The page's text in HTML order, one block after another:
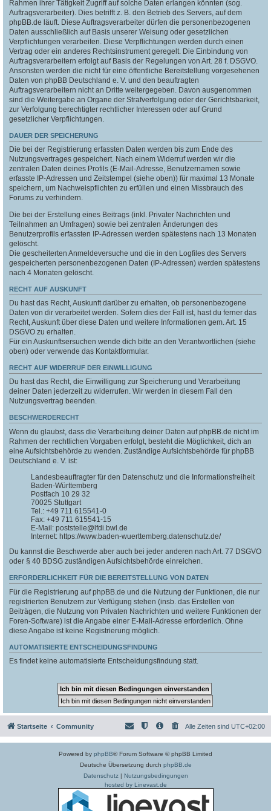
Rahmen ihrer Tätigkeit Zugriff auf solche Daten erlangen könnten (sog.
Auftragsverarbeiter). Dies betrifft z. B. den Betrieb des Servers, auf dem
phpBB.de läuft. Diese Auftragsverarbeiter dürfen die personenbezogenen
Daten ausschließlich auf Basis unserer Weisung oder gesetzlichen
Verpflichtungen verarbeiten. Diese Verpflichtungen werden durch einen
Vertrag oder ein anderes Rechtsinstrument geregelt. Die Einbindung von
Auftragsverarbeitern erfolgt auf Basis der Regelungen von Art. 28 f. DSGVO.
Ansonsten werden die nicht für eine öffentliche Bereitstellung vorgesehenen
Daten von phpBB Deutschland e. V. und den beauftragten
Auftragsverarbeitern nicht an Dritte weitergegeben. Davon ausgenommen
sind die Weitergabe an Organe der Strafverfolgung oder der Gerichtsbarkeit,
zur Verfolgung berechtigter rechtlicher Interessen oder auf Grund
gesetzlicher Verpflichtungen.
DAUER DER SPEICHERUNG
Die bei der Registrierung erfassten Daten werden bis zum Ende des
Nutzungsvertrages gespeichert. Nach einem Widerruf werden wir die
zentralen Daten deines Profils (E-Mail-Adresse, Benutzernamen sowie
erfasste IP-Adressen und Zeitstempel (siehe oben)) für maximal 13 Monate
speichern, um Nachweispflichten zu erfüllen und einen Missbrauch des
Forums zu verhindern.
Die bei der Erstellung eines Beitrags (inkl. Privater Nachrichten und
Teilnahmen an Umfragen) sowie bei zentralen Änderungen des
Benutzerprofils erfassten IP-Adressen werden spätestens nach 13 Monaten
gelöscht.
Die gescheiterten Anmeldeversuche und die in den Logfiles des Servers
gespeicherten personenbezogenen Daten (IP-Adressen) werden spätestens
nach 4 Monaten gelöscht.
RECHT AUF AUSKUNFT
Du hast das Recht, Auskunft darüber zu erhalten, ob personenbezogene
Daten von dir verarbeitet werden. Sofern dies der Fall ist, hast du ferner das
Recht, Auskunft über diese Daten und weitere Informationen gem. Art. 15
DSGVO zu erhalten.
Für ein Auskunftsersuchen wende dich bitte an den Verantwortlichen (siehe
oben) oder verwende das Kontaktformular.
RECHT AUF WIDERRUF DER EINWILLIGUNG
Du hast das Recht, die Einwilligung zur Speicherung und Verarbeitung
deiner Daten jederzeit zu widerrufen. Wir werden in diesem Fall den
Nutzungsvertrag beenden.
BESCHWERDERECHT
Wenn du glaubst, dass die Verarbeitung deiner Daten auf phpBB.de nicht im
Rahmen der rechtlichen Vorgaben erfolgt, besteht die Möglichkeit, dich an
eine Aufsichtsbehörde zu wenden. Zuständige Aufsichtsbehörde für phpBB
Deutschland e. V. ist:
Landesbeauftragter für den Datenschutz und die Informationsfreiheit
Baden-Württemberg
Postfach 10 29 32
70025 Stuttgart
Tel.: +49 711 615541-0
Fax: +49 711 615541-15
E-Mail: poststelle@lfdi.bwl.de
Internet: https://www.baden-wuerttemberg.datenschutz.de/
Du kannst die Beschwerde aber auch bei jeder anderen nach Art. 77 DSGVO
oder § 40 BDSG zuständigen Aufsichtsbehörde einreichen.
ERFORDERLICHKEIT FÜR DIE BEREITSTELLUNG VON DATEN
Für die Registrierung auf phpBB.de und die Nutzung der Funktionen, die nur
registrierten Benutzern zur Verfügung stehen (insb. das Erstellen von
Beiträgen, die Nutzung von Privaten Nachrichten und weitere Funktionen der
Foren-Software) ist die Angabe einer E-Mail-Adresse erforderlich. Ohne
diese Angabe ist keine Registrierung möglich.
AUTOMATISIERTE ENTSCHEIDUNGSFINDUNG
Es findet keine automatisierte Entscheidungsfindung statt.
Startseite Community Alle Zeiten sind UTC+02:00
Powered by phpBB® Forum Software © phpBB Limited
Deutsche Übersetzung durch phpBB.de
Datenschutz| Nutzungsbedingungen
hosted by Linevast.de